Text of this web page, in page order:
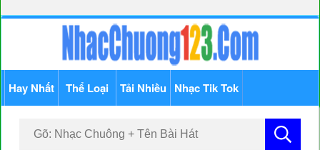
Hay Nhất Thể Loại Tải Nhiều Nhạc Tik Tok